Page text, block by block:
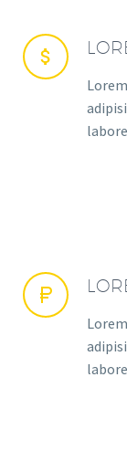



